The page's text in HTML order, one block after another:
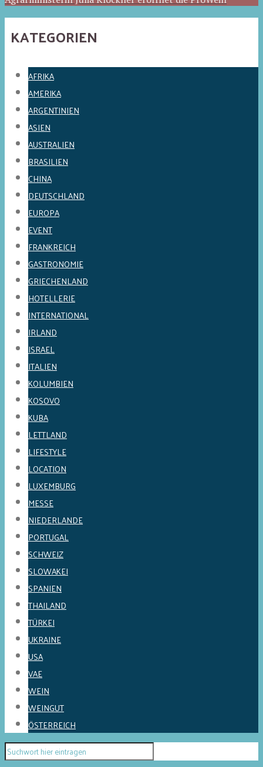
KATEGORIEN
AFRIKA
AMERIKA
ARGENTINIEN
ASIEN
AUSTRALIEN
BRASILIEN
CHINA
DEUTSCHLAND
EUROPA
EVENT
FRANKREICH
GASTRONOMIE
GRIECHENLAND
HOTELLERIE
INTERNATIONAL
IRLAND
ISRAEL
ITALIEN
KOLUMBIEN
KOSOVO
KUBA
LETTLAND
LIFESTYLE
LOCATION
LUXEMBURG
MESSE
NIEDERLANDE
PORTUGAL
SCHWEIZ
SLOWAKEI
SPANIEN
THAILAND
TÜRKEI
UKRAINE
USA
VAE
WEIN
WEINGUT
ÖSTERREICH